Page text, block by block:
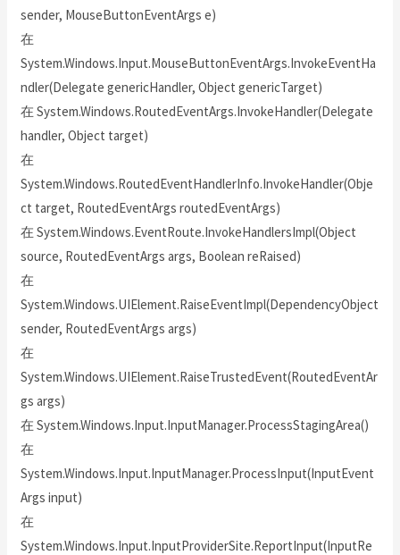
sender, MouseButtonEventArgs e)
在
System.Windows.Input.MouseButtonEventArgs.InvokeEventHa
ndler(Delegate genericHandler, Object genericTarget)
在 System.Windows.RoutedEventArgs.InvokeHandler(Delegate
handler, Object target)
在
System.Windows.RoutedEventHandlerInfo.InvokeHandler(Obje
ct target, RoutedEventArgs routedEventArgs)
在 System.Windows.EventRoute.InvokeHandlersImpl(Object
source, RoutedEventArgs args, Boolean reRaised)
在
System.Windows.UIElement.RaiseEventImpl(DependencyObject
sender, RoutedEventArgs args)
在
System.Windows.UIElement.RaiseTrustedEvent(RoutedEventAr
gs args)
在 System.Windows.Input.InputManager.ProcessStagingArea()
在
System.Windows.Input.InputManager.ProcessInput(InputEvent
Args input)
在
System.Windows.Input.InputProviderSite.ReportInput(InputRe